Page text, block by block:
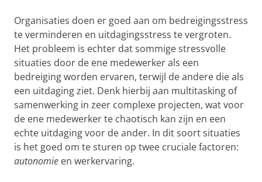
Organisaties doen er goed aan om bedreigingsstress
te verminderen en uitdagingsstress te vergroten.
Het probleem is echter dat sommige stressvolle
situaties door de ene medewerker als een
bedreiging worden ervaren, terwijl de andere die als
een uitdaging ziet. Denk hierbij aan multitasking of
samenwerking in zeer complexe projecten, wat voor
de ene medewerker te chaotisch kan zijn en een
echte uitdaging voor de ander. In dit soort situaties
is het goed om te sturen op twee cruciale factoren:
autonomie en werkervaring.